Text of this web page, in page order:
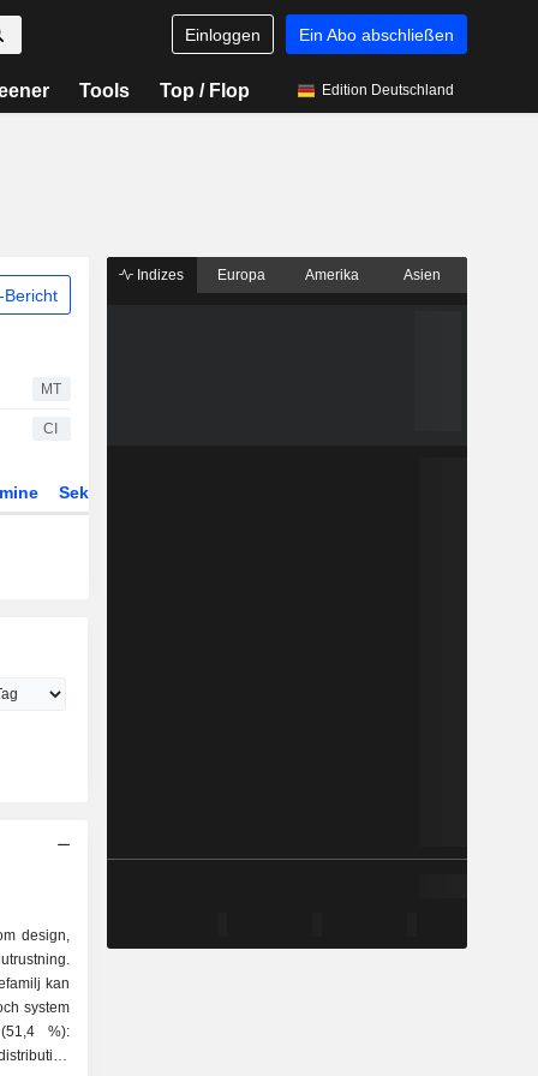
Einloggen Ein Abo abschließen
Tools Top / Flop Edition Deutschland
Bericht
MT
CI
Sektor
design,
kan
%):
Indizes Europa Amerika Asien